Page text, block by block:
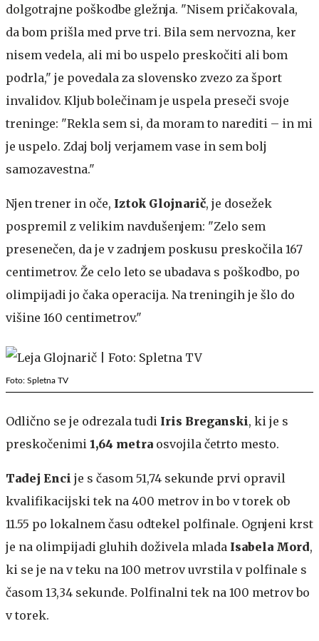
dolgotrajne poškodbe gležnja. "Nisem pričakovala,
da bom prišla med prve tri. Bila sem nervozna, ker
nisem vedela, ali mi bo uspelo preskočiti ali bom
podrla," je povedala za slovensko zvezo za šport
invalidov. Kljub bolečinam je uspela preseči svoje
treninge: "Rekla sem si, da moram to narediti – in mi
je uspelo. Zdaj bolj verjamem vase in sem bolj
samozavestna."
Njen trener in oče, Iztok Glojnarič, je dosežek
pospremil z velikim navdušenjem: "Zelo sem
presenečen, da je v zadnjem poskusu preskočila 167
centimetrov. Že celo leto se ubadava s poškodbo, po
olimpijadi jo čaka operacija. Na treningih je šlo do
višine 160 centimetrov."
Foto: Spletna TV
Odlično se je odrezala tudi Iris Breganski, ki je s
preskočenimi 1,64 metra osvojila četrto mesto.
Tadej Enci je s časom 51,74 sekunde prvi opravil
kvalifikacijski tek na 400 metrov in bo v torek ob
11.55 po lokalnem času odtekel polfinale. Ognjeni krst
je na olimpijadi gluhih doživela mlada Isabela Mord,
ki se je na v teku na 100 metrov uvrstila v polfinale s
časom 13,34 sekunde. Polfinalni tek na 100 metrov bo
v torek.